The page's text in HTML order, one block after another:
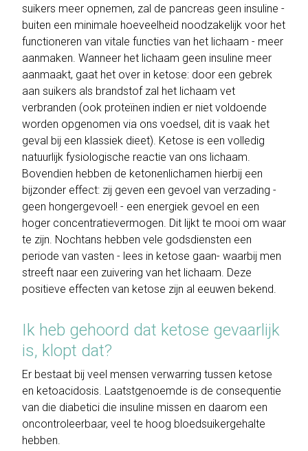
suikers meer opnemen, zal de pancreas geen insuline -
buiten een minimale hoeveelheid noodzakelijk voor het
functioneren van vitale functies van het lichaam - meer
aanmaken. Wanneer het lichaam geen insuline meer
aanmaakt, gaat het over in ketose: door een gebrek
aan suikers als brandstof zal het lichaam vet
verbranden (ook proteïnen indien er niet voldoende
worden opgenomen via ons voedsel, dit is vaak het
geval bij een klassiek dieet). Ketose is een volledig
natuurlijk fysiologische reactie van ons lichaam.
Bovendien hebben de ketonenlichamen hierbij een
bijzonder effect: zij geven een gevoel van verzading -
geen hongergevoel! - een energiek gevoel en een
hoger concentratievermogen. Dit lijkt te mooi om waar
te zijn. Nochtans hebben vele godsdiensten een
periode van vasten - lees in ketose gaan- waarbij men
streeft naar een zuivering van het lichaam. Deze
positieve effecten van ketose zijn al eeuwen bekend.
Ik heb gehoord dat ketose gevaarlijk
is, klopt dat?
Er bestaat bij veel mensen verwarring tussen ketose
en ketoacidosis. Laatstgenoemde is de consequentie
van die diabetici die insuline missen en daarom een
oncontroleerbaar, veel te hoog bloedsuikergehalte
hebben.